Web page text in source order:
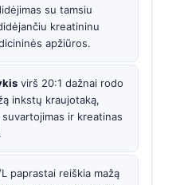
su tamsiu
kreatininu
apžiūros.
virš 20:1 dažnai rodo
inkstų kraujotaką,
ir kreatinas
paprastai reiškia mažą